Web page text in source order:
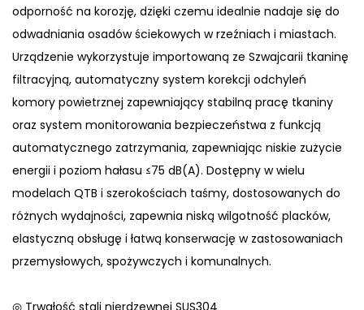
odporność na korozję, dzięki czemu idealnie nadaje się do
odwadniania osadów ściekowych w rzeźniach i miastach.
Urządzenie wykorzystuje importowaną ze Szwajcarii tkaninę
filtracyjną, automatyczny system korekcji odchyleń
komory powietrznej zapewniający stabilną pracę tkaniny
oraz system monitorowania bezpieczeństwa z funkcją
automatycznego zatrzymania, zapewniając niskie zużycie
energii i poziom hałasu ≤75 dB(A). Dostępny w wielu
modelach QTB i szerokościach taśmy, dostosowanych do
różnych wydajności, zapewnia niską wilgotność placków,
elastyczną obsługę i łatwą konserwację w zastosowaniach
przemysłowych, spożywczych i komunalnych.